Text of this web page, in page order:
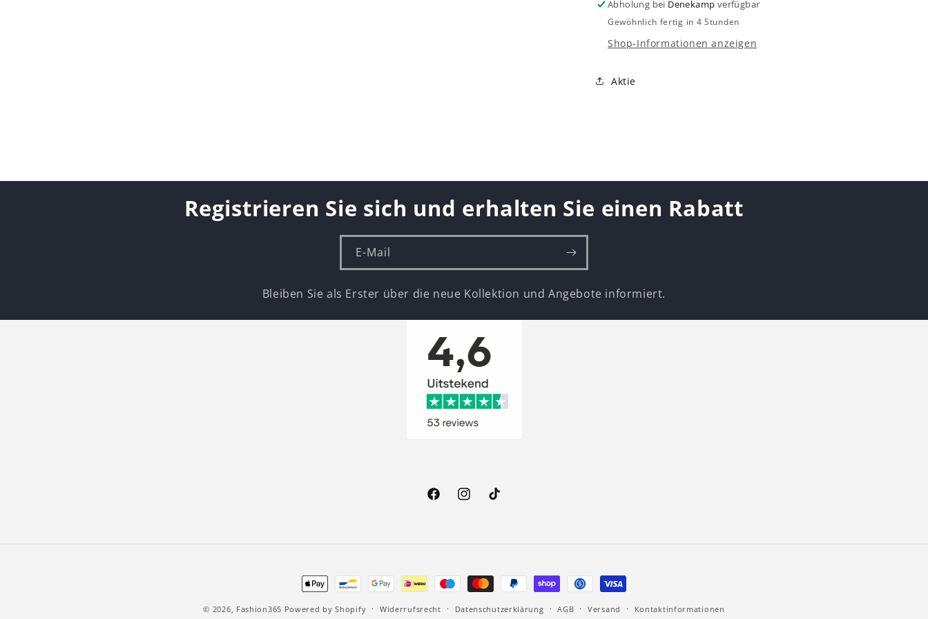
Abholung bei Denekamp verfügbar
Gewöhnlich fertig in 4 Stunden
Shop-Informationen anzeigen
Aktie
Registrieren Sie sich und erhalten Sie einen Rabatt
E-Mail
Bleiben Sie als Erster über die neue Kollektion und Angebote informiert.
FacebookInstagramTikTok
Zahlungsmethoden
© 2026, Fashion365 Powered by Shopify Widerrufsrecht Datenschutzerklärung AGB Versand Kontaktinformationen